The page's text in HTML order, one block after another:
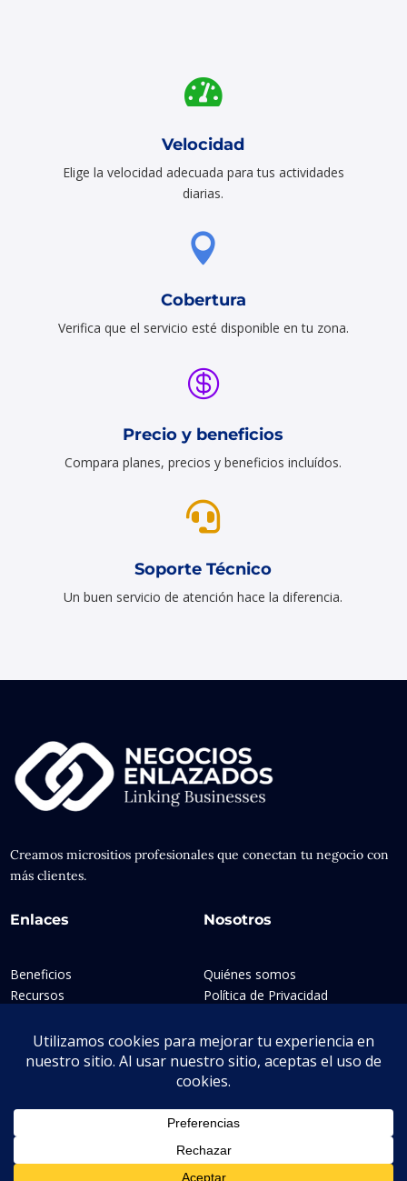

Velocidad
Elige la velocidad adecuada para tus actividades
diarias.

Cobertura
Verifica que el servicio esté disponible en tu zona.

Precio y beneficios
Compara planes, precios y beneficios incluídos.

Soporte Técnico
Un buen servicio de atención hace la diferencia.
Creamos micrositios profesionales que conectan tu negocio con
más clientes.
Enlaces
Beneficios
Recursos
Nosotros
Quiénes somos
Política de Privacidad
Contacto
rodolfo@negociosenlazados.com